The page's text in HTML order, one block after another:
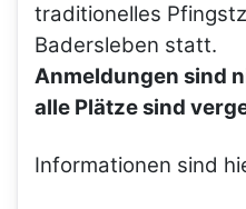
traditionelles
Badersleben statt.
Anmeldungen sind
alle Plätze sind
Informationen sind